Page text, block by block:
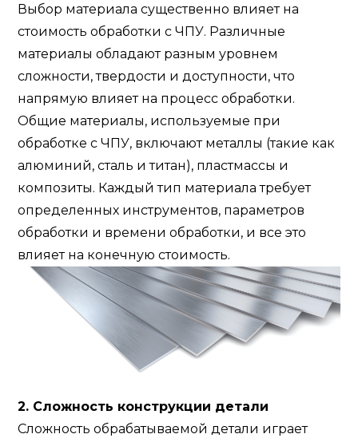
Выбор материала существенно влияет на
стоимость обработки с ЧПУ. Различные
материалы обладают разным уровнем
сложности, твердости идоступности, что
напрямую влияет на процесс обработки.
Общие материалы, используемые при
обработке с ЧПУ, включают металлы (такие как
алюминий, сталь и титан), пластмассы и
композиты. Каждый тип материала требует
определенных инструментов, параметров
обработки и времени обработки, и все это
влияет на конечную стоимость.
2. Сложность конструкции детали
Сложность обрабатываемой детали играет